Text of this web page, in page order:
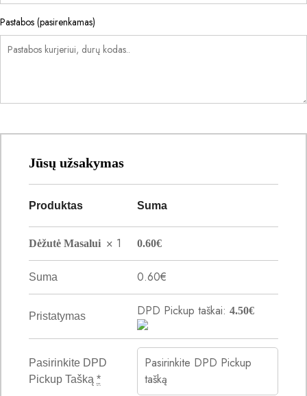
Pastabos (pasirenkamas)
Jūsų užsakymas
Produktas Suma
Dėžutė Masalui × 1 0.60€
Suma 0.60€
Pristatymas DPD Pickup taškai: 4.50€
Pasirinkite DPD
Pickup Tašką *
Pasirinkite DPD Pickup
tašką